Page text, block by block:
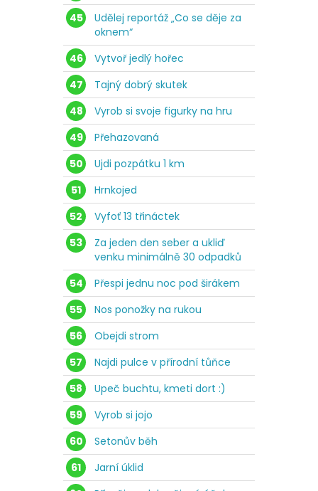
45
Udělej reportáž „Co se děje za
oknem“
46
Vytvoř jedlý hořec
47
Tajný dobrý skutek
48
Vyrob si svoje figurky na hru
49
Přehazovaná
50
Ujdi pozpátku 1 km
51
Hrnkojed
52
Vyfoť 13 třináctek
53
Za jeden den seber a ukliď
venku minimálně 30 odpadků
54
Přespi jednu noc pod širákem
55
Nos ponožky na rukou
56
Obejdi strom
57
Najdi pulce v přírodní tůňce
58
Upeč buchtu, kmeti dort :)
59
Vyrob si jojo
60
Setonův běh
61
Jarní úklid